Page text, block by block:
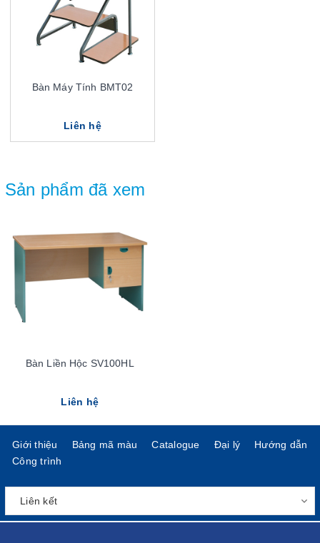
Bàn Máy Tính BMT02
Liên hệ
Sản phẩm đã xem
Bàn Liền Hộc SV100HL
Liên hệ
Giới thiệu Bảng mã màu Catalogue Đại lý
Hướng dẫn
Công trình